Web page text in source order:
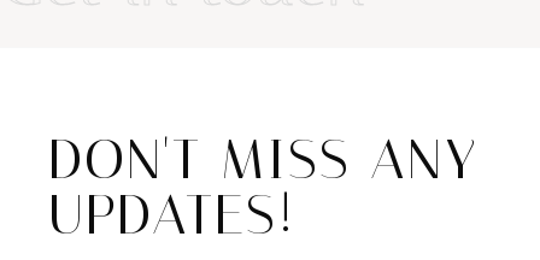
DON'T MISS ANY
UPDATES!